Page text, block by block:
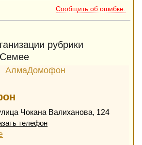
Сообщить об ошибке.
рубрики
Чокана Валиханова, 124
телефон